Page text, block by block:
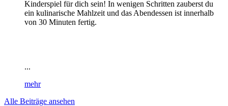
Kinderspiel für dich sein! In wenigen Schritten zauberst du
ein kulinarische Mahlzeit und das Abendessen ist innerhalb
von 30 Minuten fertig.
...
mehr
Alle Beiträge ansehen